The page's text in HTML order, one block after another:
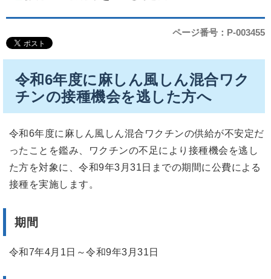
ページ番号：P-003455
令和6年度に麻しん風しん混合ワク
チンの接種機会を逃した方へ
令和6年度に麻しん風しん混合ワクチンの供給が不安定だ
ったことを鑑み、ワクチンの不足により接種機会を逃し
た方を対象に、令和9年3月31日までの期間に公費による
接種を実施します。
期間
令和7年4月1日～令和9年3月31日